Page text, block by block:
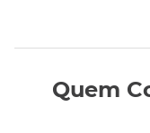
Quem